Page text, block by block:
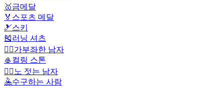
🥇금메달
🏅 스포츠 메달
🎿스키
🎽러닝 셔츠
🧘‍♂️가부좌한 남자
🥌 컬링 스톤
🚣‍♂️ 노 젓는 남자
🤽수구하는 사람